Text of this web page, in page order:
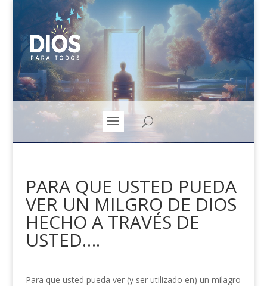
PARA QUE USTED PUEDA
VER UN MILGRO DE DIOS
HECHO A TRAVÉS DE
USTED….
Para que usted pueda ver (y ser utilizado en) un milagro